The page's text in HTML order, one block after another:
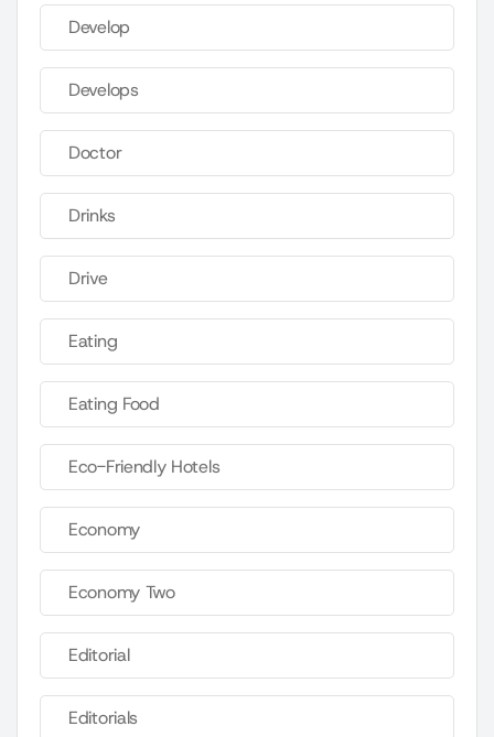
Develop
Develops
Doctor
Drinks
Drive
Eating
Eating Food
Eco-Friendly Hotels
Economy
Economy Two
Editorial
Editorials